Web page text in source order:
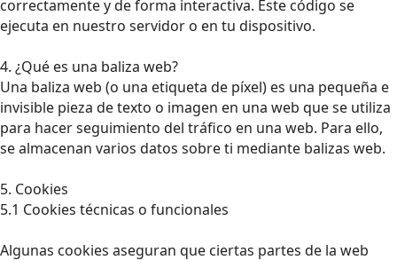
correctamente y de forma interactiva. Este código se
ejecuta en nuestro servidor o en tu dispositivo.
4. ¿Qué es una baliza web?
Una baliza web (o una etiqueta de píxel) es una pequeña e
invisible pieza de texto o imagen en una web que se utiliza
para hacer seguimiento del tráfico en una web. Para ello,
se almacenan varios datos sobre ti mediante balizas web.
5. Cookies
5.1 Cookies técnicas o funcionales
Algunas cookies aseguran que ciertas partes de la web